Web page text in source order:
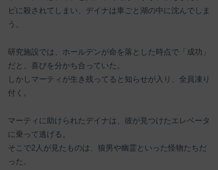
ビに殺されてしまい、デイナは車ごと湖の中に沈んでしま
う。
研究施設では、ホールデンが命を落とした時点で「成功」
だと、喜びを分かち合っていた。
しかしマーティが生き残ってると知らせが入り、全員凍り
付く。
マーティに助けられたデイナは、彼が見つけたエレベータ
に乗って逃げる。
そこで2人が見たものは、狼男や幽霊といった怪物たちだ
った。